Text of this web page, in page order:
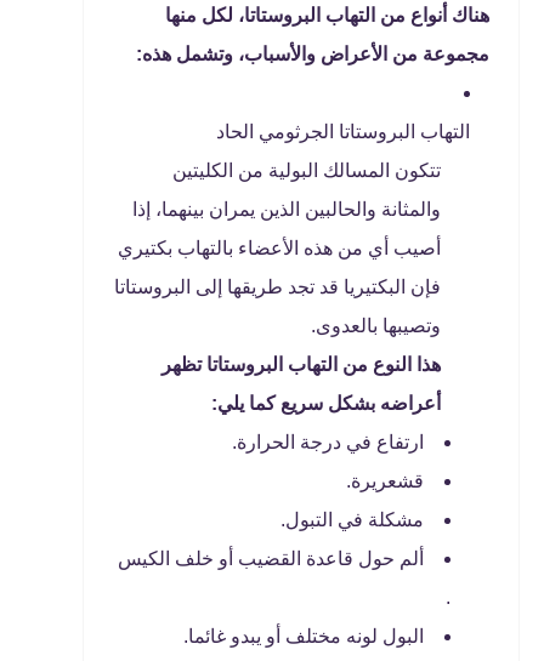
هناك أنواع من التهاب البروستاتا، لكل منها
مجموعة من الأعراض والأسباب، وتشمل هذه:
التهاب البروستاتا الجرثومي الحاد
تتكون المسالك البولية من الكليتين
والمثانة والحالبين الذين يمران بينهما، إذا
أصيب أي من هذه الأعضاء بالتهاب بكتيري
فإن البكتيريا قد تجد طريقها إلى البروستاتا
وتصيبها بالعدوى.
هذا النوع من التهاب البروستاتا تظهر
أعراضه بشكل سريع كما يلي:
ارتفاع في درجة الحرارة.
قشعريرة.
مشكلة في التبول.
ألم حول قاعدة القضيب أو خلف الكيس
.
البول لونه مختلف أو يبدو غائما.